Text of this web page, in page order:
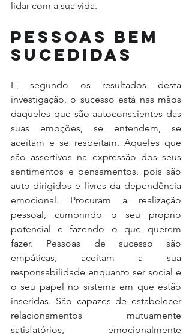
lidar com a sua vida.
pessoas bem
sucedidas
E, segundo os resultados desta
investigação, o sucesso está nas mãos
daqueles que são autoconscientes das
suas emoções, se entendem, se
aceitam e se respeitam. Aqueles que
são assertivos na expressão dos seus
sentimentos e pensamentos, pois são
auto-dirigidos e livres da dependência
emocional. Procuram a realização
pessoal, cumprindo o seu próprio
potencial e fazendo o que querem
fazer. Pessoas de sucesso são
empáticas, aceitam a sua
responsabilidade enquanto ser social e
o seu papel no sistema em que estão
inseridas. São capazes de estabelecer
relacionamentos mutuamente
satisfatórios, emocionalmente